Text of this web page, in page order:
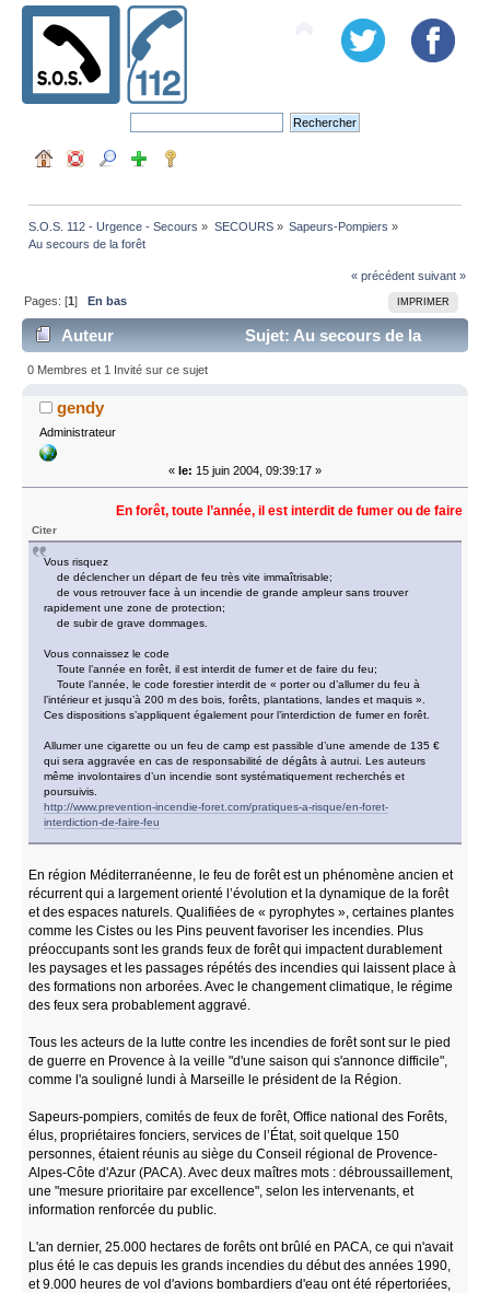
S.O.S. 112 - Urgence - Secours » SECOURS» Sapeurs-Pompiers »
Au secours de la forêt
« précédent suivant »
IMPRIMER
Pages: [1]En bas
Auteur
Sujet: Au secours de la
forêt (Lu 23303 fois)
0 Membres et 1 Invité sur ce sujet
gendy
Administrateur
« le: 15 juin 2004, 09:39:17 »
En forêt, toute l’année, il est interdit de fumer ou de faire du feu
Citer
Vous risquez
de déclencher un départ de feu très vite immaîtrisable;
de vous retrouver face à un incendie de grande ampleur sans trouver
rapidement une zone de protection;
de subir de grave dommages.
Vous connaissez le code
Toute l’année en forêt, il est interdit de fumer et de faire du feu;
Toute l’année, le code forestier interdit de « porter ou d’allumer du feu à
l’intérieur et jusqu’à 200 m des bois, forêts, plantations, landes et maquis ».
Ces dispositions s’appliquent également pour l’interdiction de fumer en forêt.
Allumer une cigarette ou un feu de camp est passible d’une amende de 135 €
qui sera aggravée en cas de responsabilité de dégâts à autrui. Les auteurs
même involontaires d’un incendie sont systématiquement recherchés et
poursuivis.
http://www.prevention-incendie-foret.com/pratiques-a-risque/en-foret-
interdiction-de-faire-feu
En région Méditerranéenne, le feu de forêt est un phénomène ancien et
récurrent qui a largement orienté l’évolution et la dynamique de la forêt
et des espaces naturels. Qualifiées de « pyrophytes », certaines plantes
comme les Cistes ou les Pins peuvent favoriser les incendies. Plus
préoccupants sont les grands feux de forêt qui impactent durablement
les paysages et les passages répétés des incendies qui laissent place à
des formations non arborées. Avec le changement climatique, le régime
des feux sera probablement aggravé.
Tous les acteurs de la lutte contre les incendies de forêt sont sur le pied
de guerre en Provence à la veille "d'une saison qui s'annonce difficile",
comme l'a souligné lundi à Marseille le président de la Région.
Sapeurs-pompiers, comités de feux de forêt, Office national des Forêts,
élus, propriétaires fonciers, services de l’État, soit quelque 150
personnes, étaient réunis au siège du Conseil régional de Provence-
Alpes-Côte d'Azur (PACA). Avec deux maîtres mots : débroussaillement,
une "mesure prioritaire par excellence", selon les intervenants, et
information renforcée du public.
L'an dernier, 25.000 hectares de forêts ont brûlé en PACA, ce qui n'avait
plus été le cas depuis les grands incendies du début des années 1990,
et 9.000 heures de vol d'avions bombardiers d'eau ont été répertoriées,